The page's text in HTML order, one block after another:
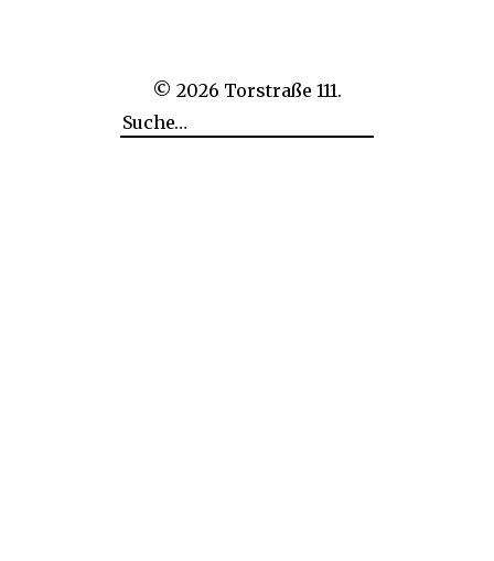
© 2026 Torstraße 111.